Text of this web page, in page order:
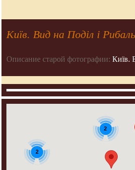
Київ. Вид на Поділ і
Описание старой фотографии: Київ.
2
2